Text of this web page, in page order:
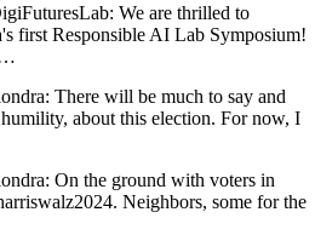
We are thrilled to
first Responsible AI Lab Symposium!
There will be much to say and
about this election. For now, I
On the ground with voters in
Neighbors, some for the